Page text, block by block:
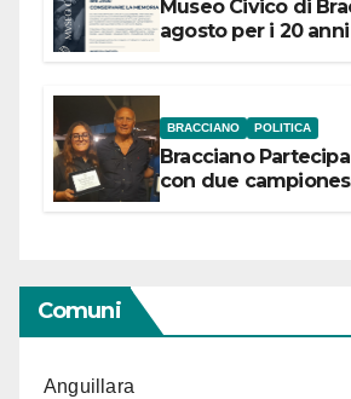
Museo Civico di
agosto per i 20
BRACCIANO POLITICA
Bracciano
con due
Comuni
Anguillara